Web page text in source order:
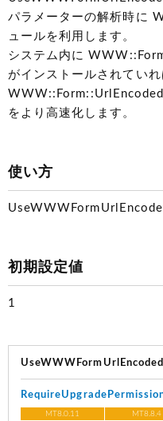
パラメーターの解析時に
ュールを利用します。
システム内に
がインストールされていれ
をより高速化します。
使い方
初期設定値
1
MT8.0.11 MT8.8.4